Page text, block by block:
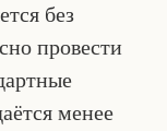
без
провести
менее